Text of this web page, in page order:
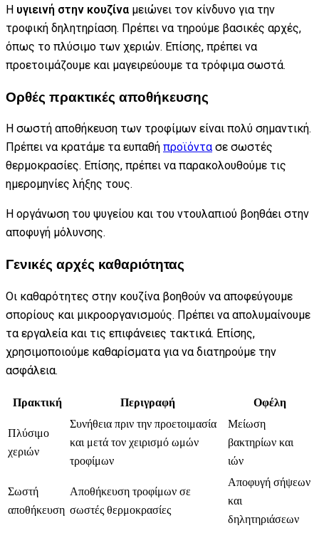
Η υγιεινή στην κουζίνα μειώνει τον κίνδυνο για την
τροφική δηλητηρίαση. Πρέπει να τηρούμε βασικές αρχές,
όπως το πλύσιμο των χεριών. Επίσης, πρέπει να
προετοιμάζουμε και μαγειρεύουμε τα τρόφιμα σωστά.
Ορθές πρακτικές αποθήκευσης
Η σωστή αποθήκευση των τροφίμων είναι πολύ σημαντική.
Πρέπει να κρατάμε τα ευπαθή προϊόντασε σωστές
θερμοκρασίες. Επίσης, πρέπει να παρακολουθούμε τις
ημερομηνίες λήξης τους.
Η οργάνωση του ψυγείου και του ντουλαπιού βοηθάει στην
αποφυγή μόλυνσης.
Γενικές αρχές καθαριότητας
Οι καθαρότητες στην κουζίνα βοηθούν να αποφεύγουμε
σπορίους και μικροοργανισμούς. Πρέπει να απολυμαίνουμε
τα εργαλεία και τις επιφάνειες τακτικά. Επίσης,
χρησιμοποιούμε καθαρίσματα για να διατηρούμε την
ασφάλεια.
Πρακτική Περιγραφή Οφέλη
Πλύσιμο
χεριών
Συνήθεια πριν την προετοιμασία
και μετά τον χειρισμό ωμών
τροφίμων
Μείωση
βακτηρίων και
ιών
Σωστή
αποθήκευση
Αποθήκευση τροφίμων σε
σωστές θερμοκρασίες
Αποφυγή σήψεων
και
δηλητηριάσεων